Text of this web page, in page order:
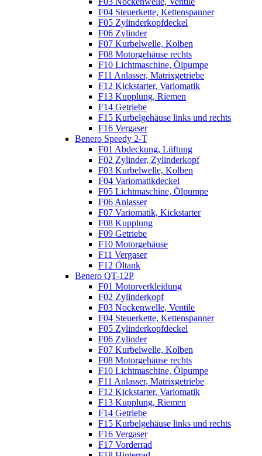
F04 Steuerkette, Kettenspanner
F05 Zylinderkopfdeckel
F06 Zylinder
F07 Kurbelwelle, Kolben
F08 Motorgehäuse rechts
F10 Lichtmaschine, Ölpumpe
F11 Anlasser, Matrixgetriebe
F12 Kickstarter, Variomatik
F13 Kupplung, Riemen
F14 Getriebe
F15 Kurbelgehäuse links und rechts
F16 Vergaser
Benero Speedy 2-T
F01 Abdeckung, Lüftung
F02 Zylinder, Zylinderkopf
F03 Kurbelwelle, Kolben
F04 Variomatikdeckel
F05 Lichtmaschine, Ölpumpe
F06 Anlasser
F07 Variomatik, Kickstarter
F08 Kupplung
F09 Getriebe
F10 Motorgehäuse
F11 Vergaser
F12 Öltank
Benero QT-12P
F01 Motorverkleidung
F02 Zylinderkopf
F03 Nockenwelle, Ventile
F04 Steuerkette, Kettenspanner
F05 Zylinderkopfdeckel
F06 Zylinder
F07 Kurbelwelle, Kolben
F08 Motorgehäuse rechts
F10 Lichtmaschine, Ölpumpe
F11 Anlasser, Matrixgetriebe
F12 Kickstarter, Variomatik
F13 Kupplung, Riemen
F14 Getriebe
F15 Kurbelgehäuse links und rechts
F16 Vergaser
F17 Vorderrad